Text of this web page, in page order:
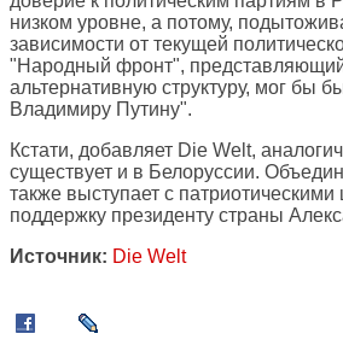
низком уровне, а потому,
зависимости от текущей
"Народный фронт",
альтернативную структуру, мог бы
Владимиру Путину".
Кстати, добавляет Die Welt,
существует и в Белоруссии.
также выступает с
поддержку президенту страны
Источник: Die Welt